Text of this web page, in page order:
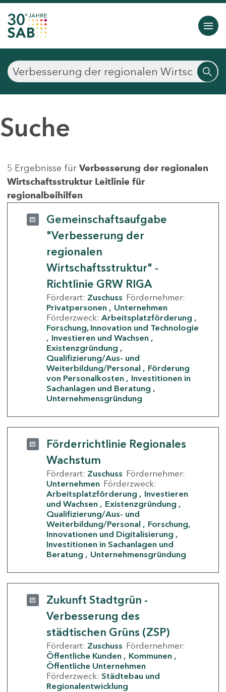
Suche
5 Ergebnisse für Verbesserung der regionalen
Wirtschaftsstruktur Leitlinie für
regionalbeihilfen
Gemeinschaftsaufgabe
"Verbesserung der
regionalen
Wirtschaftsstruktur" -
Richtlinie GRW RIGA
Förderart: Zuschuss Fördernehmer:
Privatpersonen
Unternehmen
Förderzweck: Arbeitsplatzförderung
Forschung, Innovation und Technologie
Investieren und Wachsen
Existenzgründung
Qualifizierung/Aus- und
Weiterbildung/Personal
Förderung
von Personalkosten
Investitionen in
Sachanlagen und Beratung
Unternehmensgründung
Förderrichtlinie Regionales
Wachstum
Förderart: Zuschuss Fördernehmer:
Unternehmen Förderzweck:
Arbeitsplatzförderung
Investieren
und Wachsen
Existenzgründung
Qualifizierung/Aus- und
Weiterbildung/Personal
Forschung,
Innovationen und Digitalisierung
Investitionen in Sachanlagen und
Beratung
Unternehmensgründung
Zukunft Stadtgrün -
Verbesserung des
städtischen Grüns (ZSP)
Förderart: Zuschuss Fördernehmer:
Öffentliche Kunden
Kommunen
Öffentliche Unternehmen
Förderzweck: Städtebau und
Regionalentwicklung